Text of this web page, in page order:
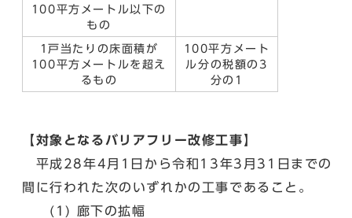
100平方メートル以下の
もの
1戸当たりの床面積が
100平方メートルを超え
るもの
100平方メート
ル分の税額の3
分の1
【対象となるバリアフリー改修工事】
平成28年4月1日から令和13年3月31日までの
間に行われた次のいずれかの工事であること。
(1) 廊下の拡幅